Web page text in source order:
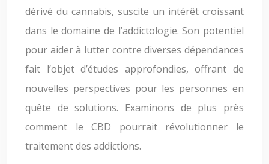
dérivé du cannabis, suscite un intérêt croissant
dans le domaine de l’addictologie. Son potentiel
pour aider à lutter contre diverses dépendances
fait l’objet d’études approfondies, offrant de
nouvelles perspectives pour les personnes en
quête de solutions. Examinons de plus près
comment le CBD pourrait révolutionner le
traitement des addictions.